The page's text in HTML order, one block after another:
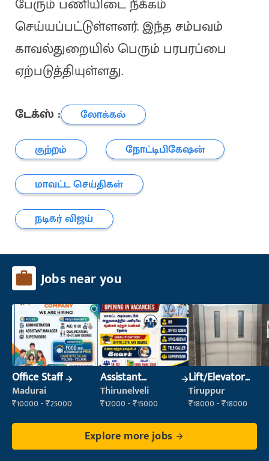
பேரும் பணியிடை நீக்கம்
செய்யப்பட்டுள்ளனர். இந்த சம்பவம்
காவல்துறையில் பெரும் பரபரப்பை
ஏற்படுத்தியுள்ளது.
டேக்ஸ் :
லோக்கல்
குற்றம்
நோட்டிபிகேஷன்
மாவட்ட செய்திகள்
நடிகர் விஜய்
Jobs near you
Office Staff
Madurai
₹10000 - ₹25000
Assistant
Manager
Thirunelveli
₹12000 - ₹15000
Lift/Elevator
Technician
Tiruppur
₹18000 - ₹18000
Explore more jobs